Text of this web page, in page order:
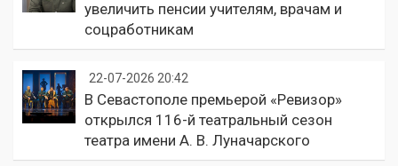
увеличить пенсии учителям, врачам и
соцработникам
22-07-2026 20:42
В Севастополе премьерой «Ревизор»
открылся 116-й театральный сезон
театра имени А. В. Луначарского